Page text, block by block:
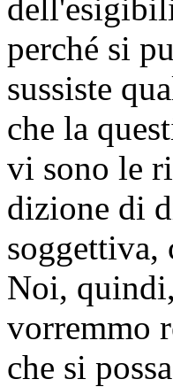
perché si
sussiste
che la
vi sono le
dizione di
soggettiva,
Noi,
vorremmo
che si